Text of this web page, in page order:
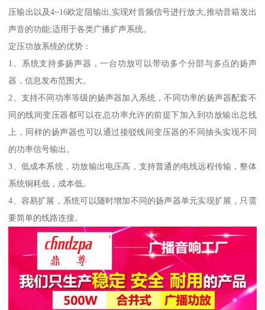
压输出以及4~16欧定阻输出,实现对音频信号进行放大,推动音箱发出
声音的功能;适用于各类广播扩声系统。
定压功放系统的优势：
1、系统支持多扬声器，一台功放可以带动多个分部与多点的扬声
器，信息发布范围大。
2、支持不同功率等级的扬声器加入系统，不同功率的扬声器配套不
同的线间变压器都可以在总功率允许的前提下加入到功放输出总线
上，同样的扬声器也可以通过接驳线间变压器的不同抽头实现不同
的功率信号输出。
3、低成本系统，功放输出电压高，支持普通的电线远程传输，整体
系统铜耗低，成本低。
4、容易扩展，系统可以随时增加不同的扬声器单元实现扩展，只需
要简单的线路连接。